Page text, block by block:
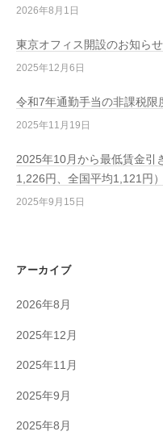
2026年8月1日
東京オフィス開設のお知らせ
2025年12月6日
令和7年通勤手当の非課税限
2025年11月19日
2025年10月から最低賃金引
1,226円、全国平均1,121円）
2025年9月15日
アーカイブ
2026年8月
2025年12月
2025年11月
2025年9月
2025年8月